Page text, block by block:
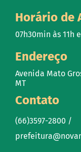
Horário de
07h30min às 11h
Endereço
Avenida Mato
MT
Contato
(66)3597-2800 /